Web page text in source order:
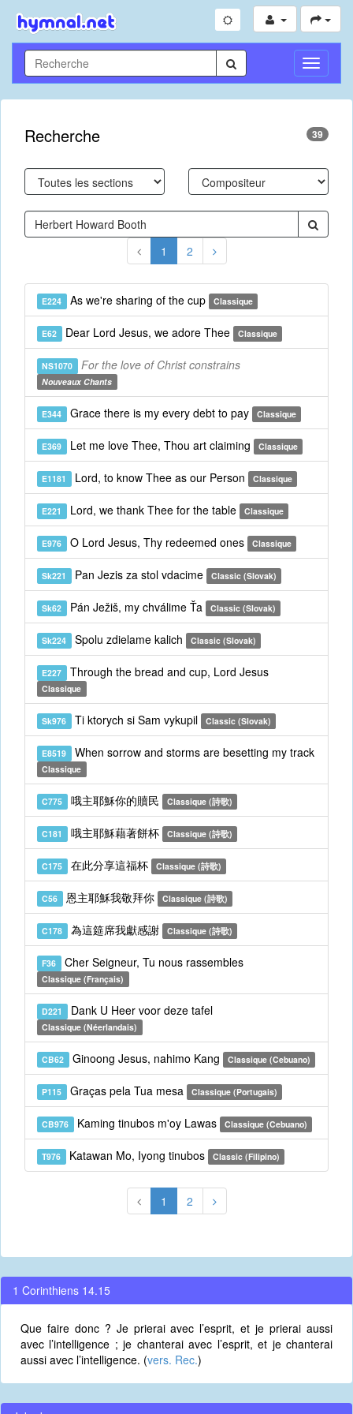
Toggle
Recherche 39
1 2
E224 As we're sharing of the cup Classique
E62 Dear Lord Jesus, we adore Thee Classique
NS1070 For the love of Christ constrains
Nouveaux Chants
E344 Grace there is my every debt to pay Classique
E369 Let me love Thee, Thou art claiming Classique
E1181 Lord, to know Thee as our Person Classique
E221 Lord, we thank Thee for the table Classique
E976 O Lord Jesus, Thy redeemed ones Classique
Sk221 Pan Jezis za stol vdacime Classic (Slovak)
Sk62 Pán Ježiš, my chválime Ťa Classic (Slovak)
Sk224 Spolu zdielame kalich Classic (Slovak)
E227 Through the bread and cup, Lord Jesus
Classique
Sk976 Ti ktorych si Sam vykupil Classic (Slovak)
E8519 When sorrow and storms are besetting my track
Classique
C775 哦主耶穌你的贖民 Classique (詩歌)
C181 哦主耶穌藉著餅杯 Classique (詩歌)
C175 在此分享這福杯 Classique (詩歌)
C56 恩主耶穌我敬拜你 Classique (詩歌)
C178 為這筵席我獻感謝 Classique (詩歌)
F36 Cher Seigneur, Tu nous rassembles
Classique (Français)
D221 Dank U Heer voor deze tafel
Classique (Néerlandais)
CB62 Ginoong Jesus, nahimo Kang Classique (Cebuano)
P115 Graças pela Tua mesa Classique (Portugais)
CB976 Kaming tinubos m'oy Lawas Classique (Cebuano)
T976 Katawan Mo, Iyong tinubos Classic (Filipino)
1 2
1 Corinthiens 14.15
Que faire donc ? Je prierai avec l’esprit, et je prierai aussi
avec l’intelligence ; je chanterai avec l’esprit, et je chanterai
aussi avec l’intelligence. (vers. Rec.)